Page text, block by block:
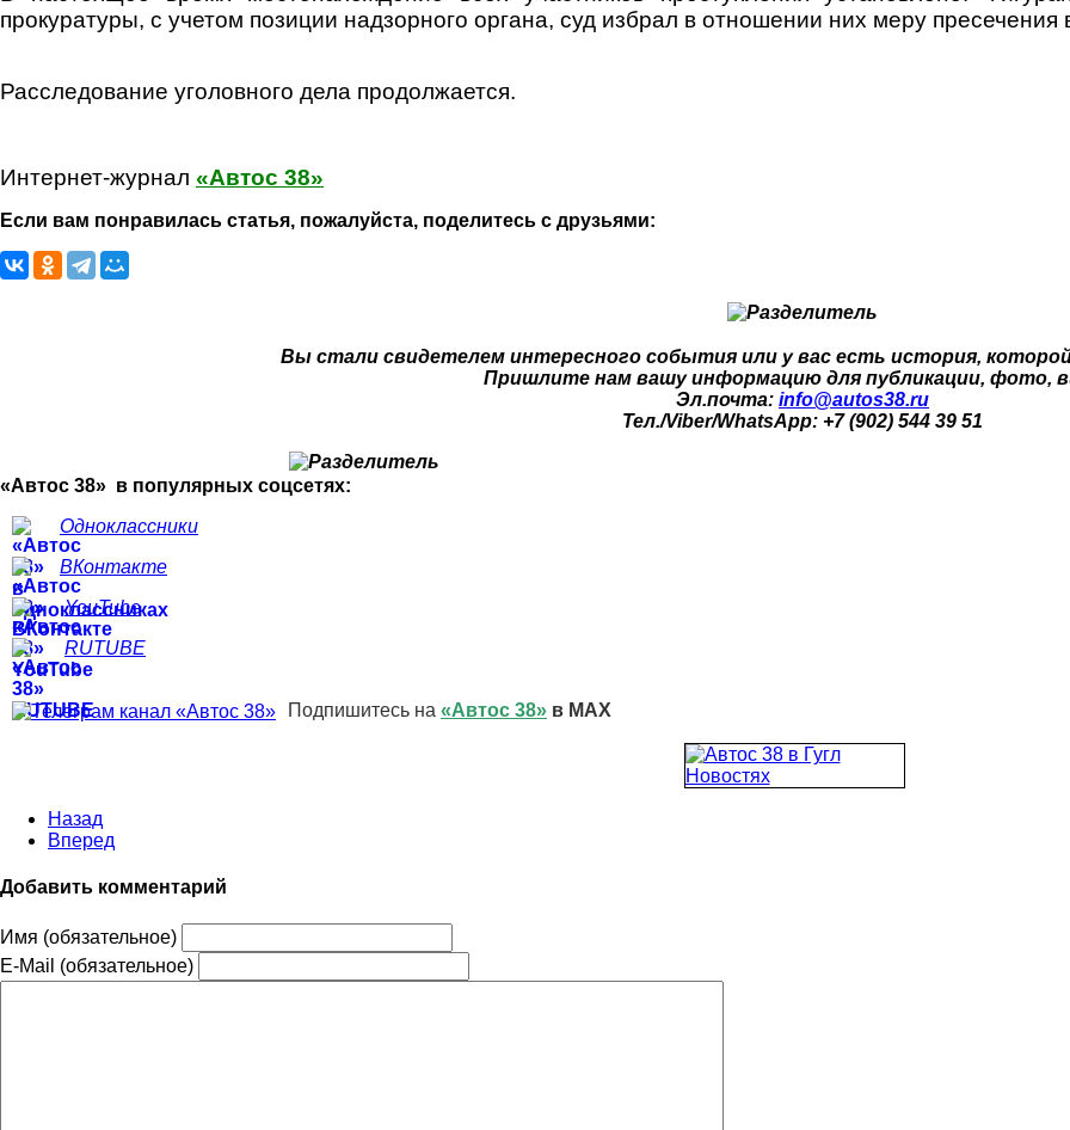
прокуратуры, с учетом позиции надзорного органа, суд избрал в отношении них меру
Расследование уголовного дела продолжается.
Интернет-журнал «Автос 38»
Если вам понравилась статья, пожалуйста, поделитесь с друзьями:
Вы стали свидетелем интересного события или у вас есть история,
Пришлите нам вашу информацию для публикации, фото,
Эл.почта: info@autos38.ru
Тел./Viber/WhatsApp: +7 (902) 544 39 51
«Автос 38» в популярных соцсетях:
Одноклассники
ВКонтакте
YouTube
RUTUBE
Подпишитесь на «Автос 38» в MAX
Назад
Вперед
Добавить комментарий
Имя (обязательное)
E-Mail (обязательное)